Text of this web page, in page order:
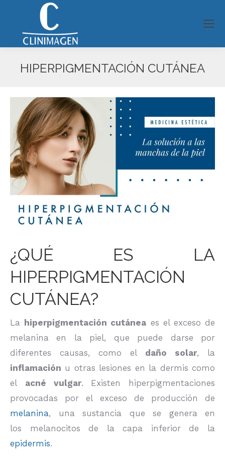
HIPERPIGMENTACIÓN CUTÁNEA
¿QUÉ ES LA
HIPERPIGMENTACIÓN
CUTÁNEA?
La hiperpigmentación cutánea es el exceso de
melanina en la piel, que puede darse por
diferentes causas, como el daño solar, la
inflamación u otras lesiones en la dermis como
el acné vulgar. Existen hiperpigmentaciones
provocadas por el exceso de producción de
melanina, una sustancia que se genera en
los melanocitos de la capa inferior de la
epidermis.